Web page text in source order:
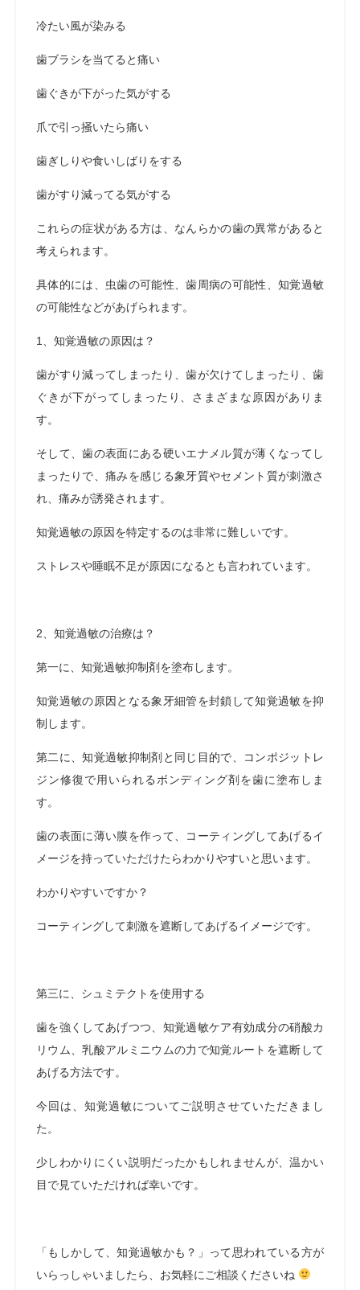
冷たい風が染みる
歯ブラシを当てると痛い
歯ぐきが下がった気がする
爪で引っ掻いたら痛い
歯ぎしりや食いしばりをする
歯がすり減ってる気がする
これらの症状がある方は、なんらかの歯の異常があると
考えられます。
具体的には、虫歯の可能性、歯周病の可能性、知覚過敏
の可能性などがあげられます。
1、知覚過敏の原因は？
歯がすり減ってしまったり、歯が欠けてしまったり、歯
ぐきが下がってしまったり、さまざまな原因がありま
す。
そして、歯の表面にある硬いエナメル質が薄くなってし
まったりで、痛みを感じる象牙質やセメント質が刺激さ
れ、痛みが誘発されます。
知覚過敏の原因を特定するのは非常に難しいです。
ストレスや睡眠不足が原因になるとも言われています。
2、知覚過敏の治療は？
第一に、知覚過敏抑制剤を塗布します。
知覚過敏の原因となる象牙細管を封鎖して知覚過敏を抑
制します。
第二に、知覚過敏抑制剤と同じ目的で、コンポジットレ
ジン修復で用いられるボンディング剤を歯に塗布しま
す。
歯の表面に薄い膜を作って、コーティングしてあげるイ
メージを持っていただけたらわかりやすいと思います。
わかりやすいですか？
コーティングして刺激を遮断してあげるイメージです。
第三に、シュミテクトを使用する
歯を強くしてあげつつ、知覚過敏ケア有効成分の硝酸カ
リウム、乳酸アルミニウムの力で知覚ルートを遮断して
あげる方法です。
今回は、知覚過敏についてご説明させていただきまし
た。
少しわかりにくい説明だったかもしれませんが、温かい
目で見ていただければ幸いです。
「もしかして、知覚過敏かも？」って思われている方が
いらっしゃいましたら、お気軽にご相談くださいね